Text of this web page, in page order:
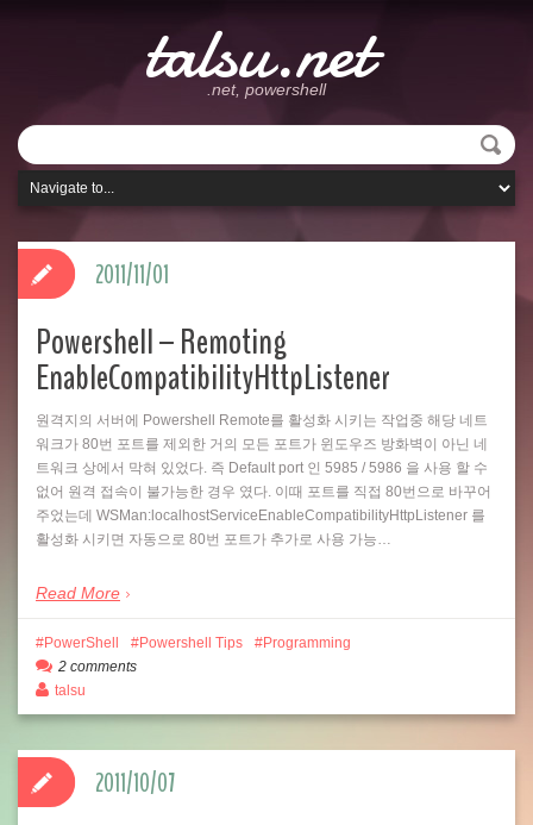
talsu.net
.net, powershell
Powershell – Remoting
EnableCompatibilityHttpListener
원격지의 서버에 Powershell Remote를 활성화 시키는 작업중 해당 네트
워크가 80번 포트를 제외한 거의 모든 포트가 윈도우즈 방화벽이 아닌 네
트워크 상에서 막혀 있었다. 즉 Default port 인 5985 / 5986 을 사용 할 수
없어 원격 접속이 불가능한 경우 였다. 이때 포트를 직접 80번으로 바꾸어
주었는데 WSMan:localhostServiceEnableCompatibilityHttpListener 를
활성화 시키면 자동으로 80번 포트가 추가로 사용 가능…
Read More
2011/11/01
PowerShell Powershell Tips
Programming
2 comments
talsu
2011/10/07